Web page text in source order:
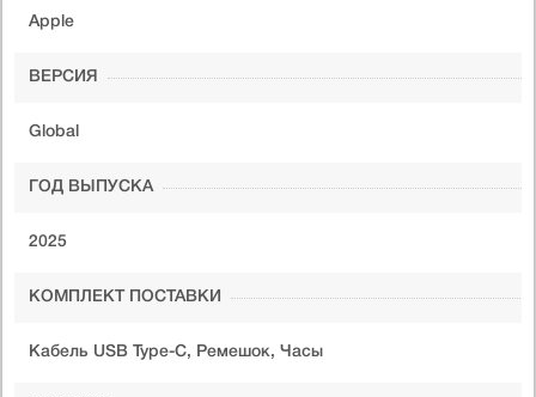
Apple
ВЕРСИЯ
Global
ГОД ВЫПУСКА
2025
КОМПЛЕКТ ПОСТАВКИ
Кабель USB Type-C, Ремешок, Часы